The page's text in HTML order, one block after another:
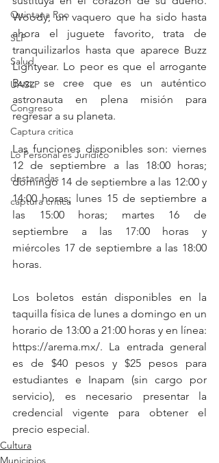
Quintana Roo
SLP
Salud
UASLP
Congreso
Captura critica
Lo Personal es Jurídico
destacadas
captura critica
Woody, un vaquero que ha sido hasta
ahora el juguete favorito, trata de
tranquilizarlos hasta que aparece Buzz
Lightyear. Lo peor es que el arrogante
Buzz se cree que es un auténtico
astronauta en plena misión para
regresar a su planeta.
Las funciones disponibles son: viernes
12 de septiembre a las 18:00 horas;
domingo 14 de septiembre a las 12:00 y
14:00 horas; lunes 15 de septiembre a
las 15:00 horas; martes 16 de
septiembre a las 17:00 horas y
miércoles 17 de septiembre a las 18:00
horas.
Los boletos están disponibles en la
taquilla física de lunes a domingo en un
horario de 13:00 a 21:00 horas y en línea:
https://arema.mx/. La entrada general
es de $40 pesos y $25 pesos para
estudiantes e Inapam (sin cargo por
servicio), es necesario presentar la
credencial vigente para obtener el
precio especial.
Cultura
Municipios